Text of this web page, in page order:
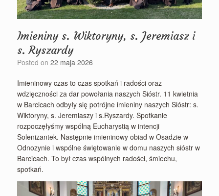
Imieniny s. Wiktoryny, s. Jeremiasz i
s. Ryszardy
Posted on 22 maja 2026
Imieninowy czas to czas spotkań i radości oraz
wdzięczności za dar powołania naszych Sióstr. 11 kwietnia
w Barcicach odbyły się potrójne imieniny naszych Sióstr: s.
Wiktoryny, s. Jeremiaszy i s.Ryszardy. Spotkanie
rozpoczęłyśmy wspólną Eucharystią w intencji
Solenizantek. Następnie imieninowy obiad w Osadzie w
Odnozynie i wspólne świętowanie w domu naszych sióstr w
Barcicach. To był czas wspólnych radości, śmiechu,
spotkań.